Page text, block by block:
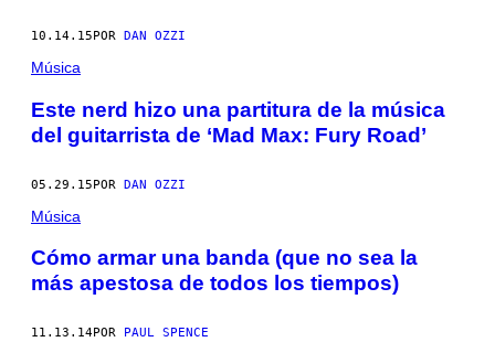
10.14.15 POR DAN OZZI
Música
Este nerd hizo una partitura de la música
del guitarrista de ‘Mad Max: Fury Road’
05.29.15POR DAN OZZI
Música
Cómo armar una banda (que no sea la
más apestosa de todos los tiempos)
11.13.14POR PAUL SPENCE